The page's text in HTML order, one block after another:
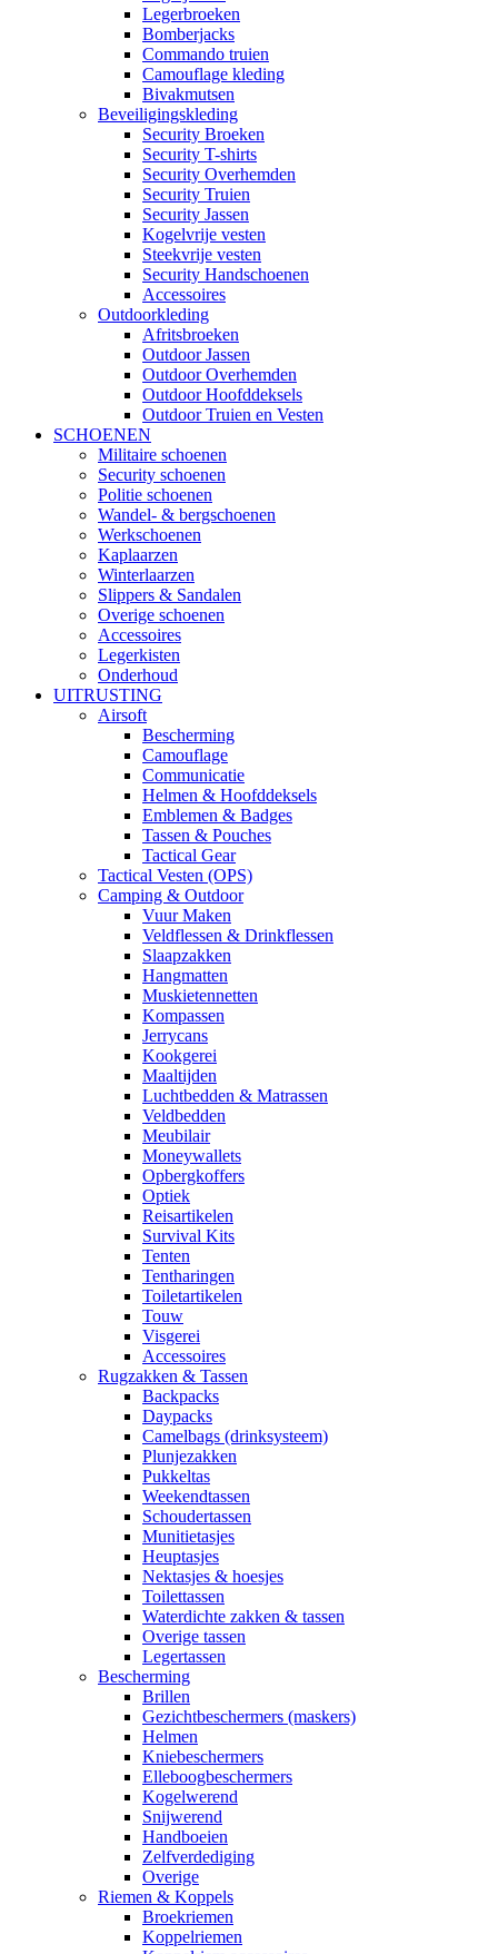
Legerbroeken
Bomberjacks
Commando truien
Camouflage kleding
Bivakmutsen
Beveiligingskleding
Security Broeken
Security T-shirts
Security Overhemden
Security Truien
Security Jassen
Kogelvrije vesten
Steekvrije vesten
Security Handschoenen
Accessoires
Outdoorkleding
Afritsbroeken
Outdoor Jassen
Outdoor Overhemden
Outdoor Hoofddeksels
Outdoor Truien en Vesten
SCHOENEN
Militaire schoenen
Security schoenen
Politie schoenen
Wandel- & bergschoenen
Werkschoenen
Kaplaarzen
Winterlaarzen
Slippers & Sandalen
Overige schoenen
Accessoires
Legerkisten
Onderhoud
UITRUSTING
Airsoft
Bescherming
Camouflage
Communicatie
Helmen & Hoofddeksels
Emblemen & Badges
Tassen & Pouches
Tactical Gear
Tactical Vesten (OPS)
Camping & Outdoor
Vuur Maken
Veldflessen & Drinkflessen
Slaapzakken
Hangmatten
Muskietennetten
Kompassen
Jerrycans
Kookgerei
Maaltijden
Luchtbedden & Matrassen
Veldbedden
Meubilair
Moneywallets
Opbergkoffers
Optiek
Reisartikelen
Survival Kits
Tenten
Tentharingen
Toiletartikelen
Touw
Visgerei
Accessoires
Rugzakken & Tassen
Backpacks
Daypacks
Camelbags (drinksysteem)
Plunjezakken
Pukkeltas
Weekendtassen
Schoudertassen
Munitietasjes
Heuptasjes
Nektasjes & hoesjes
Toilettassen
Waterdichte zakken & tassen
Overige tassen
Legertassen
Bescherming
Brillen
Gezichtbeschermers (maskers)
Helmen
Kniebeschermers
Elleboogbeschermers
Kogelwerend
Snijwerend
Handboeien
Zelfverdediging
Overige
Riemen & Koppels
Broekriemen
Koppelriemen